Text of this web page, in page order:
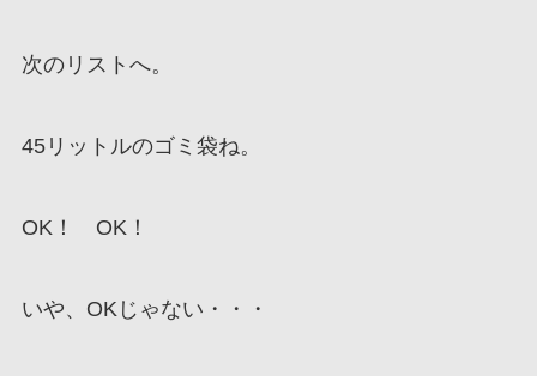
次のリストへ。
45リットルのゴミ袋ね。
OK！ OK！
いや、OKじゃない・・・